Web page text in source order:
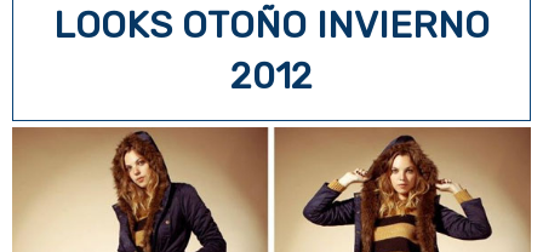
LOOKS OTOÑO INVIERNO
2012